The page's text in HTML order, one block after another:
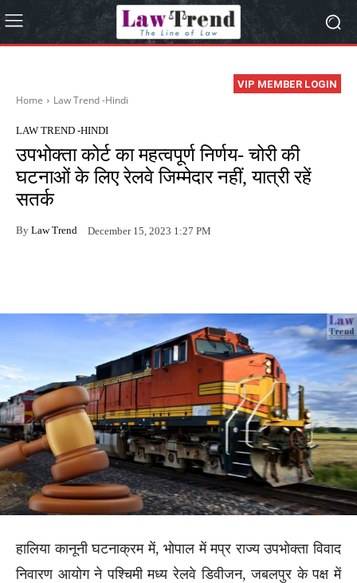
VIP MEMBER LOGIN
Home Law Trend -Hindi
LAW TREND -HINDI
उपभोक्ता कोर्ट का महत्वपूर्ण निर्णय- चोरी की
घटनाओं के लिए रेलवे जिम्मेदार नहीं, यात्री रहें
सतर्क
By Law Trend December 15, 2023 1:27 PM
हालिया कानूनी घटनाक्रम में, भोपाल में मप्र राज्य उपभोक्ता विवाद
निवारण आयोग ने पश्चिमी मध्य रेलवे डिवीजन, जबलपुर के पक्ष में